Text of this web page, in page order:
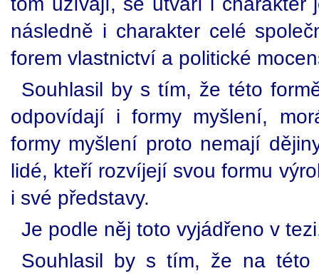
následně i charakter celé
forem vlastnictví a politické
Souhlasil by s tím, že této
odpovídají i formy myšlení,
formy myšlení proto nemají
lidé, kteří rozvíjejí svou formu
i své představy.
Je podle něj toto vyjádřeno v
Souhlasil by s tím, že na této